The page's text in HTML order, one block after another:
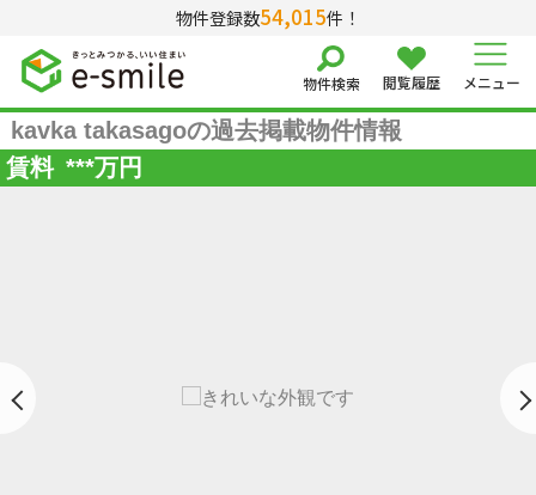
物件登録数54,015件！
物件検索 閲覧履歴 メニュー
kavka takasagoの過去掲載物件情報
賃料 ***万円